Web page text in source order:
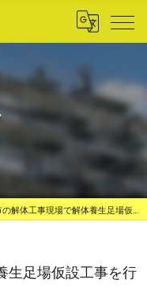
体工事現場で解体養生足場仮設工事を行いました。
生足場仮設工事を行